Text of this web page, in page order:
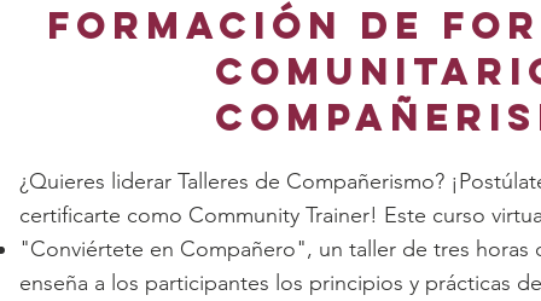
Formación de
¿Quieres liderar Talleres de Compañerismo?
certificarte como Community Trainer! Este curso
"Conviértete en Compañero", un taller de tres horas
enseña a los participantes los principios y prácticas